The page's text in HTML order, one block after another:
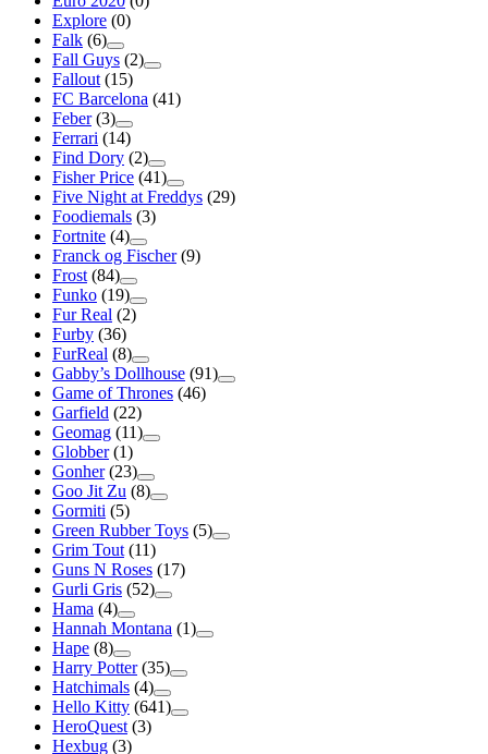
Explore (0)
Falk (6)
Fall Guys (2)
Fallout (15)
FC Barcelona (41)
Feber (3)
Ferrari (14)
Find Dory (2)
Fisher Price (41)
Five Night at Freddys (29)
Foodiemals (3)
Fortnite (4)
Franck og Fischer (9)
Frost (84)
Funko (19)
Fur Real (2)
Furby (36)
FurReal (8)
Gabby’s Dollhouse (91)
Game of Thrones (46)
Garfield (22)
Geomag (11)
Globber (1)
Gonher (23)
Goo Jit Zu (8)
Gormiti (5)
Green Rubber Toys (5)
Grim Tout (11)
Guns N Roses (17)
Gurli Gris (52)
Hama (4)
Hannah Montana (1)
Hape (8)
Harry Potter (35)
Hatchimals (4)
Hello Kitty (641)
HeroQuest (3)
Hexbug (3)